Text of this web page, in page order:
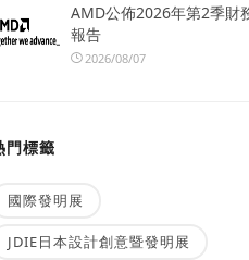
AMD公佈2026年第2季財
報告
2026/08/07
門標籤
國際發明展
JDIE日本設計創意暨發明展